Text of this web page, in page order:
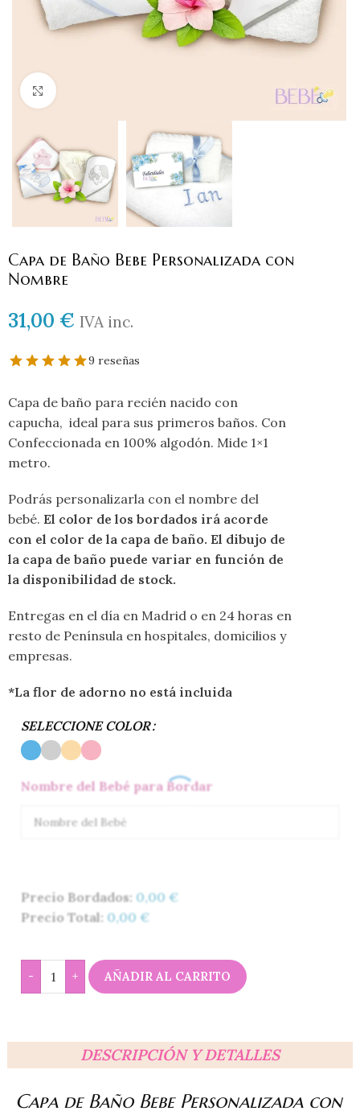
Haga clic para ampliar
Capa de Baño Bebe Personalizada con
Nombre
31,00 € IVA inc.
9 reseñas
Capa de baño para recién nacido con
capucha, ideal para sus primeros baños. Con
Confeccionada en 100% algodón. Mide 1×1
metro.
Podrás personalizarla con el nombre del
bebé. El color de los bordados irá acorde
con el color de la capa de baño. El dibujo de
la capa de baño puede variar en función de
la disponibilidad de stock.
Entregas en el día en Madrid o en 24 horas en
resto de Península en hospitales, domicilios y
empresas.
*La flor de adorno no está incluida
SELECCIONE COLOR
Nombre del Bebé para Bordar
Precio Bordados: 0,00 €
Precio Total: 0,00 €
- + AÑADIR AL CARRITO
DESCRIPCIÓN Y DETALLES
Capa de Baño Bebe Personalizada con